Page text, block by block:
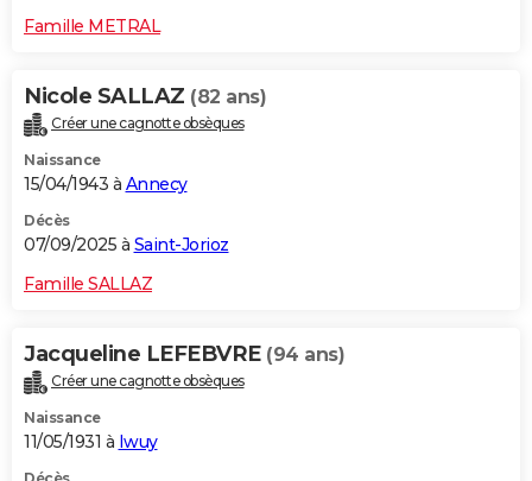
Famille METRAL
Nicole SALLAZ (82 ans)
Créer une cagnotte obsèques
Naissance
15/04/1943 à Annecy
Décès
07/09/2025 à Saint-Jorioz
Famille SALLAZ
Jacqueline LEFEBVRE (94 ans)
Créer une cagnotte obsèques
Naissance
11/05/1931 à Iwuy
Décès